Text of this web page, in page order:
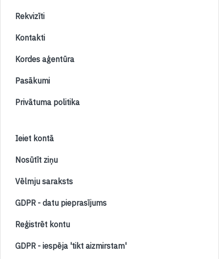
Rekvizīti
Kontakti
Kordes aģentūra
Pasākumi
Privātuma politika
Ieiet kontā
Nosūtīt ziņu
Vēlmju saraksts
GDPR - datu pieprasījums
Reģistrēt kontu
GDPR - iespēja 'tikt aizmirstam'